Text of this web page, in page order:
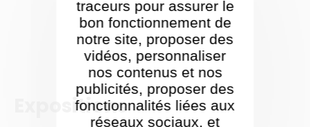
traceurs pour assurer le
bon fonctionnement de
notre site, proposer des
vidéos, personnaliser
nos contenus et nos
publicités, proposer des
fonctionnalités liées aux
réseaux sociaux, et
Expositions